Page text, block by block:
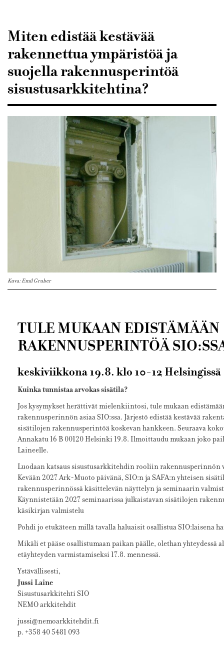
Miten edistää kestävää
rakennettua ympäristöä ja
suojella rakennusperintöä
sisustusarkkitehtina?
Kuva: Emil Gruber
TULE MUKAAN EDISTÄMÄÄN
RAKENNUSPERINTÖÄ
keskiviikkona 19.8. klo 10-12 Helsingissä
Kuinka tunnistaa arvokas sisätila?
Jos kysymykset herättivät mielenkiintosi, tule mukaan
rakennusperinnön asiaa SIO:ssa. Järjestö edistää kestävää
sisätilojen rakennusperintöä koskevan hankkeen. Seuraava
Annakatu 16 B 00120 Helsinki 19.8. Ilmoittaudu mukaan joko
Laineelle.
Luodaan katsaus sisustusarkkitehdin rooliin rakennusperinnön
Kevään 2027 Ark-Muoto päivänä, SIO:n ja SAFA:n yhteisen
rakennusperinnössä käsittelevän näyttelyn ja seminaarin
Käynnistetään 2027 seminaarissa julkaistavan sisätilojen
käsikirjan valmistelu
Pohdi jo etukäteen millä tavalla haluaisit osallistua SIO:laisena
Mikäli et pääse osallistumaan paikan päälle, olethan yhteydessä
etäyhteyden varmistamiseksi 17.8. mennessä.
Ystävällisesti,
Jussi Laine
Sisustusarkkitehti SIO
NEMO arkkitehdit
jussi@nemoarkkitehdit.fi
p. +358 40 5481 093